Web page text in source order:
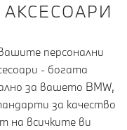
персонални
- богата
за вашето BMW,
за качество
на всичките ви